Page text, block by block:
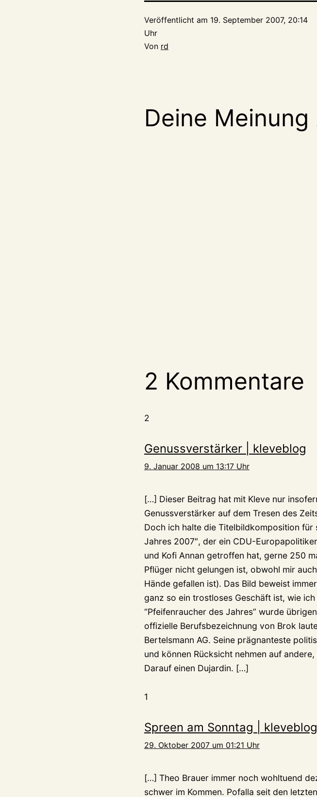
Veröffentlicht am 19. September 2007, 20:14
Uhr
Von rd
Deine Meinung
2 Kommentare
2
Genussverstärker | kleveblog
9. Januar 2008 um 13:17 Uhr
[…] Dieser Beitrag hat mit Kleve nur
Genussverstärker auf dem Tresen des
Doch ich halte die Titelbildkomposition für
Jahres 2007″, der ein CDU-
und Kofi Annan getroffen hat, gerne 250
Pflüger nicht gelungen ist, obwohl mir
Hände gefallen ist). Das Bild beweist
ganz so ein trostloses Geschäft ist, wie
“Pfeifenraucher des Jahres” wurde
offizielle Berufsbezeichnung von Brok
Bertelsmann AG. Seine prägnanteste
und können Rücksicht nehmen auf
Darauf einen Dujardin. […]
1
Spreen am Sonntag | kleveblog
29. Oktober 2007 um 01:21 Uhr
[…] Theo Brauer immer noch wohltuend
schwer im Kommen. Pofalla seit den